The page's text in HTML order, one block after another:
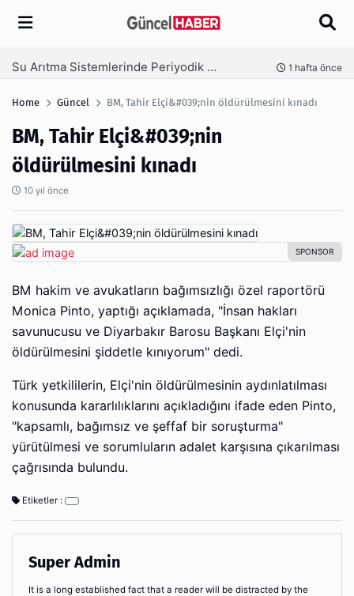
Arama
Su Arıtma Sistemlerinde Periyodik Bakım Neden Kritik? 1 hafta önce
Home Güncel BM, Tahir Elçi&#039;nin öldürülmesini kınadı
BM, Tahir Elçi&#039;nin
öldürülmesini kınadı
10 yıl önce
BM hakim ve avukatların bağımsızlığı özel raportörü
Monica Pinto, yaptığı açıklamada, "İnsan hakları
savunucusu ve Diyarbakır Barosu Başkanı Elçi'nin
öldürülmesini şiddetle kınıyorum" dedi.
Türk yetkililerin, Elçi'nin öldürülmesinin aydınlatılması
konusunda kararlılıklarını açıkladığını ifade eden Pinto,
"kapsamlı, bağımsız ve şeffaf bir soruşturma"
yürütülmesi ve sorumluların adalet karşısına çıkarılması
çağrısında bulundu.
Etiketler :
Super Admin
It is a long established fact that a reader will be distracted by the